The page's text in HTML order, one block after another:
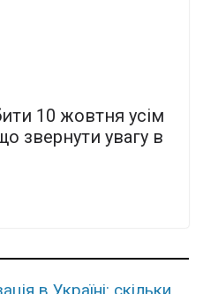
10 жовтня усім
звернути увагу в